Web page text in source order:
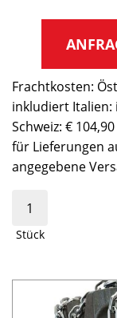
Frachtkosten:
inkludiert Italien:
Schweiz: €
für Lieferungen
angegebene
Stück